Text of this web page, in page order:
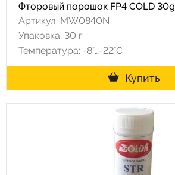
Фторовый порошок FP4 COLD 30g
Артикул: MW0840N
Упаковка: 30 г
Температура: -8°…-22°C
Купить